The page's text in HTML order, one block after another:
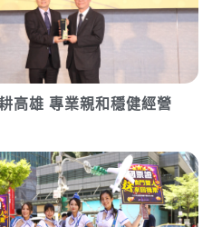
高雄 專業親和穩健經營